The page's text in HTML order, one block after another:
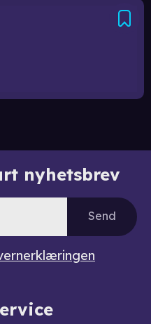
nyhetsbrev
Send